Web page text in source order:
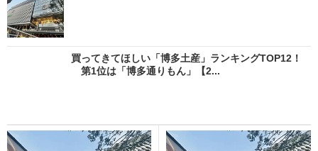
買ってきてほしい「博多土産」ランキングTOP12！
第1位は「博多通りもん」【2...